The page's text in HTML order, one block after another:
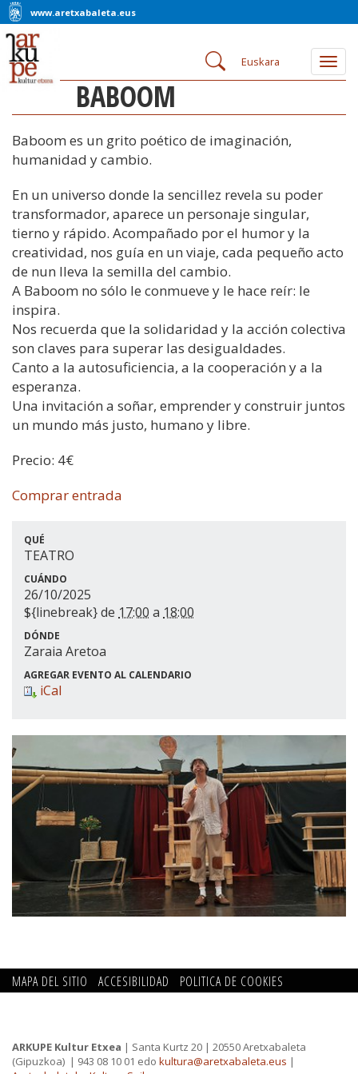
www.aretxabaleta.eus
Euskara
BABOOM
Baboom es un grito poético de imaginación,
humanidad y cambio.
En un universo donde la sencillez revela su poder
transformador, aparece un personaje singular,
tierno y rápido. Acompañado por el humor y la
creatividad, nos guía en un viaje, cada pequeño acto
de nun lleva la semilla del cambio.
A Baboom no sólo le conmueve y le hace reír: le
inspira.
Nos recuerda que la solidaridad y la acción colectiva
son claves para superar las desigualdades.
Canto a la autosuficiencia, a la cooperación y a la
esperanza.
Una invitación a soñar, emprender y construir juntos
un mundo más justo, humano y libre.
Precio: 4€
Comprar entrada
QUÉ
TEATRO
CUÁNDO
26/10/2025
${linebreak} de 17:00 a 18:00
DÓNDE
Zaraia Aretoa
AGREGAR EVENTO AL CALENDARIO
iCal
MAPA DEL SITIO ACCESIBILIDAD
POLITICA DE COOKIES
ARKUPE Kultur Etxea | Santa Kurtz 20 | 20550 Aretxabaleta
(Gipuzkoa) | 943 08 10 01 edo kultura@aretxabaleta.eus |